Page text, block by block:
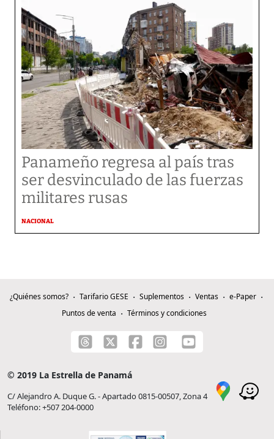
Panameño regresa al país tras
ser desvinculado de las fuerzas
militares rusas
NACIONAL
¿Quiénes somos? Tarifario GESE Suplementos Ventas
e-Paper
Puntos de venta
Términos y condiciones
© 2019 La Estrella de Panamá
C/ Alejandro A. Duque G. - Apartado 0815-00507, Zona 4
Teléfono: +507 204-0000